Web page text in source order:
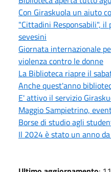
Con Giraskuola un aiuto
"Cittadini Responsabili",
sevesini
Giornata internazionale
violenza contro le donne
La Biblioteca riapre il
Anche quest'anno
E' attivo il servizio
Maggio Sampietrino,
Borse di studio agli
Il 2024 è stato un anno